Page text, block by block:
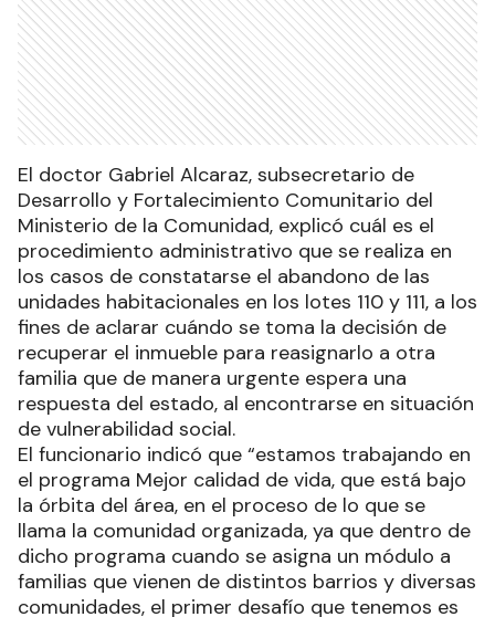
El doctor Gabriel Alcaraz, subsecretario de
Desarrollo y Fortalecimiento Comunitario del
Ministerio de la Comunidad, explicó cuál es el
procedimiento administrativo que se realiza en
los casos de constatarse el abandono de las
unidades habitacionales en los lotes 110 y 111, a los
fines de aclarar cuándo se toma la decisión de
recuperar el inmueble para reasignarlo a otra
familia que de manera urgente espera una
respuesta del estado, al encontrarse en situación
de vulnerabilidad social.
El funcionario indicó que “estamos trabajando en
el programa Mejor calidad de vida, que está bajo
la órbita del área, en el proceso de lo que se
llama la comunidad organizada, ya que dentro de
dicho programa cuando se asigna un módulo a
familias que vienen de distintos barrios y diversas
comunidades, el primer desafío que tenemos es